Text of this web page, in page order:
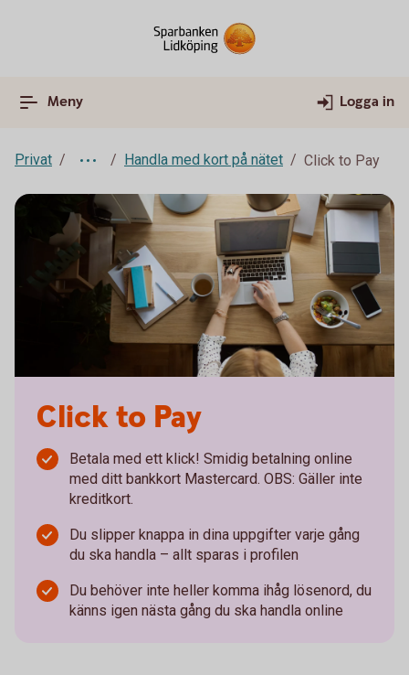
Meny Logga in
Privat Handla med kort på nätet Click to Pay
Click to Pay
Betala med ett klick! Smidig betalning online
med ditt bankkort Mastercard. OBS: Gäller inte
kreditkort.
Du slipper knappa in dina uppgifter varje gång
du ska handla – allt sparas i profilen
Du behöver inte heller komma ihåg lösenord, du
känns igen nästa gång du ska handla online